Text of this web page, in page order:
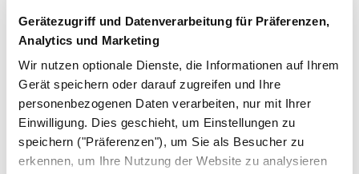
Gerätezugriff und Datenverarbeitung für Präferenzen,
Analytics und Marketing
Wir nutzen optionale Dienste, die Informationen auf Ihrem
Gerät speichern oder darauf zugreifen und Ihre
personenbezogenen Daten verarbeiten, nur mit Ihrer
Einwilligung. Dies geschieht, um Einstellungen zu
speichern ("Präferenzen"), um Sie als Besucher zu
erkennen, um Ihre Nutzung der Website zu analysieren